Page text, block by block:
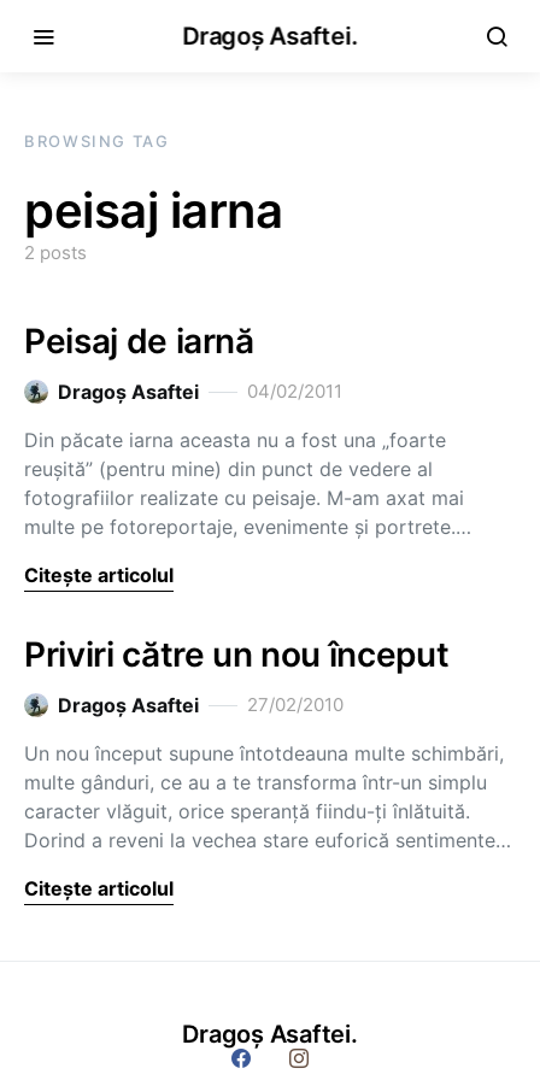
Dragoș Asaftei.
BROWSING TAG
peisaj iarna
2 posts
Peisaj de iarnă
Dragoş Asaftei 04/02/2011
Din păcate iarna aceasta nu a fost una „foarte
reuşită” (pentru mine) din punct de vedere al
fotografiilor realizate cu peisaje. M-am axat mai
multe pe fotoreportaje, evenimente şi portrete.…
Citește articolul
Priviri către un nou început
Dragoş Asaftei 27/02/2010
Un nou început supune întotdeauna multe schimbări,
multe gânduri, ce au a te transforma într-un simplu
caracter vlăguit, orice speranţă fiindu-ţi înlătuită.
Dorind a reveni la vechea stare euforică sentimente…
Citește articolul
Dragoș Asaftei.